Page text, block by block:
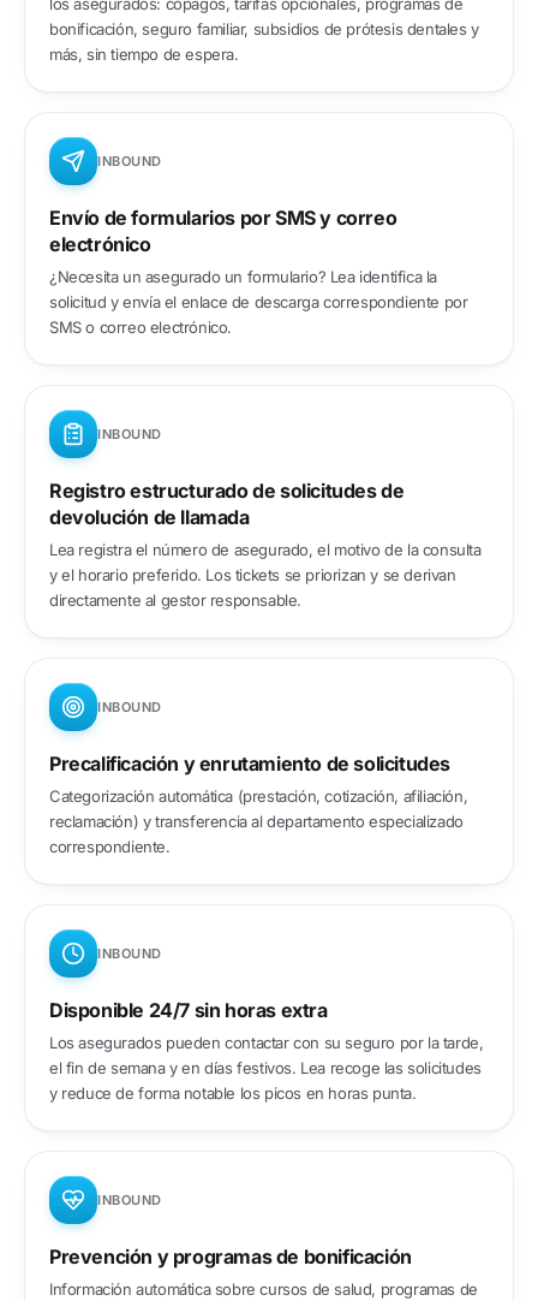
bonificación, seguro familiar, subsidios de prótesis dentales y
más, sin tiempo de espera.
INBOUND
Envío de formularios por SMS y correo
electrónico
¿Necesita un asegurado un formulario? Lea identifica la
solicitud y envía el enlace de descarga correspondiente por
SMS o correo electrónico.
INBOUND
Registro estructurado de solicitudes de
devolución de llamada
Lea registra el número de asegurado, el motivo de la consulta
y el horario preferido. Los tickets se priorizan y se derivan
directamente al gestor responsable.
INBOUND
Precalificación y enrutamiento de solicitudes
Categorización automática (prestación, cotización, afiliación,
reclamación) y transferencia al departamento especializado
correspondiente.
INBOUND
Disponible 24/7 sin horas extra
Los asegurados pueden contactar con su seguro por la tarde,
el fin de semana y en días festivos. Lea recoge las solicitudes
y reduce de forma notable los picos en horas punta.
INBOUND
Prevención y programas de bonificación
Información automática sobre cursos de salud, programas de